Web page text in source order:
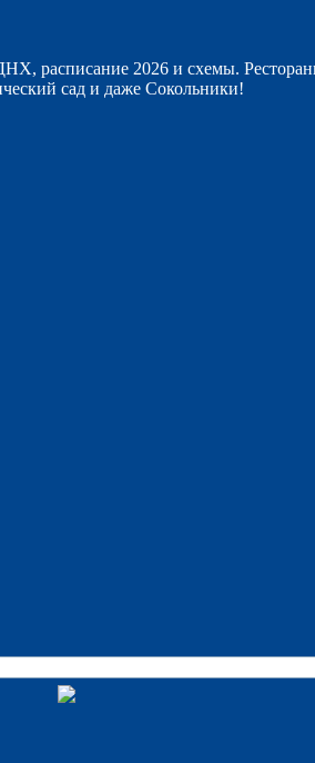
расписание 2026 и схемы.
сад и даже Сокольники!